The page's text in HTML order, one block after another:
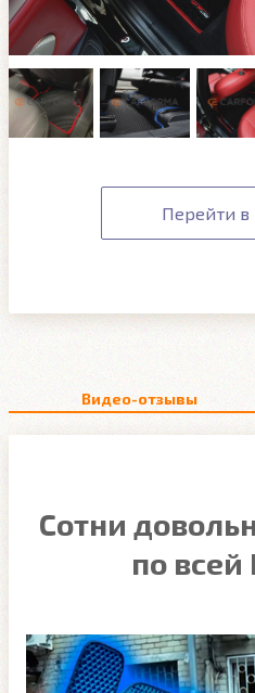
Перейти в
Видео-отзывы
Сотни
по всей